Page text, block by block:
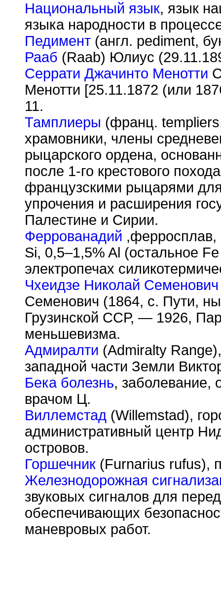
Национальный язык, язык
языка народности в
Педимент (англ. pediment,
Рааб (Raab) Юлиус
Серрати Джачинто Менотти
Менотти [25.11.1872 (или
11.
Тамплиеры (франц.
храмовники, члены
рыцарского ордена,
после 1-го крестового
французскими рыцарями
упрочения и расширения
Палестине и Сирии.
Феррованадий ,ферросплав,
Si, 0,5–1,5% Al (остальное
электропечах
Чхеидзе Николай Семенович
Семенович (1864, с. Пути,
Грузинской ССР, — 1926,
меньшевизма.
Адмиралти (Admiralty
западной части Земли
Бека болезнь, заболевание,
врачом Ц.
Виллемстад (Willemstad),
административный центр
островов.
Горшечник (Furnarius rufus),
Железнодорожная
звуковых сигналов для
обеспечивающих
маневровых работ.